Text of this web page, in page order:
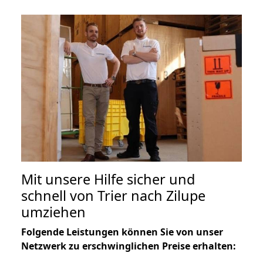
Mit unsere Hilfe sicher und
schnell von Trier nach Zilupe
umziehen
Folgende Leistungen können Sie von unser
Netzwerk zu erschwinglichen Preise erhalten: